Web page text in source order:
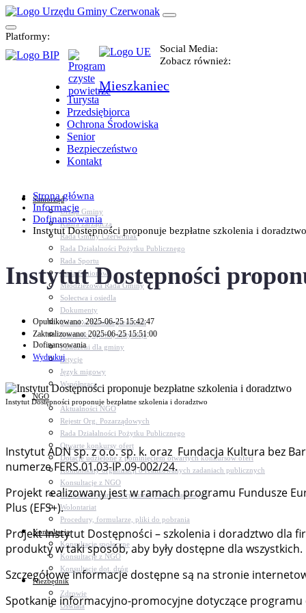
Platformy:
Social Media:
Zobacz również:
Mieszkaniec
Turysta
Przedsiębiorca
Ochrona Środowiska
Senior
Bezpieczeństwo
Kontakt
Samorząd
Urząd Gminy
Kadra zarządcza
Rada Gminy Czerwonak
Rada Działalności Pożytku Publicznego
Rada Sportu
Rada Seniorów
Młodzieżowa Rada Gminy
Sołectwa i osiedla
Dokumenty
Udział w Stowarzyszeniach
Jednostki, spółki, instytucje
Zasłużeni dla gminy
Petycje
Język migowy
Współpraca
NGO
Aktualności NGO
Rejestr Org. Pozarządowych
Rada Działalności Pożytku Publicznego
Otwarte konkursy ofert
Dotacje udzielone z pominięciem otwartych konkursów ofert
Komunikaty organizacji o realizowanych zadaniach publicznych
Konsultacje z NGO
Centrum Wsparcia Organizacji Pozarządowych
Wolontariat
Procedury, formularze, pliki do pobrania
Konsultacje
Konsultacje społeczne
Konsultacje z NGO
Konsultacje dot. dróg
Niezbędnik
Zdrowie
Oświata
Strona główna
Informacje
Dofinansowania
Instytut Dostępności proponuje bezpłatne szkolenia i doradztwo
Instytut Dostępności
Opublikowano: 2025-06-25 15:42:47
Zaktualizowano: 2025-06-25 15:51:00
Dofinansowania
Wydrukuj
Instytut Dostępności proponuje bezpłatne szkolenia i doradztwo
Instytut ADN sp. z o.o. sp. k. oraz Fundacja Kultura bez
numerze FERS.01.03-IP.09-002/24.
Projekt realizowany jest w ramach programu Fundusze
Plus (EFS+).
Projekt Instytut Dostępności – szkolenia i doradztwo dla
produkty w taki sposób, aby były dostępne dla wszystkich.
Szczegółowe informacje dostępne są na stronie
Spotkanie informacyjno-promocyjne dotyczące programu